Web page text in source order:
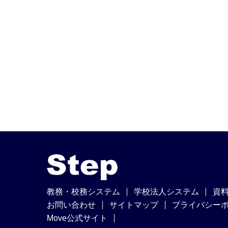
教務・校務システム 学校法人システム
資
お問い合わせ
サイトマップ
プライバシー
Move公式サイト